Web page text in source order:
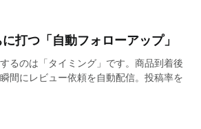
打つ「自動フォローアップ」
るのは「タイミング」です。商品到着後
間にレビュー依頼を自動配信。投稿率を